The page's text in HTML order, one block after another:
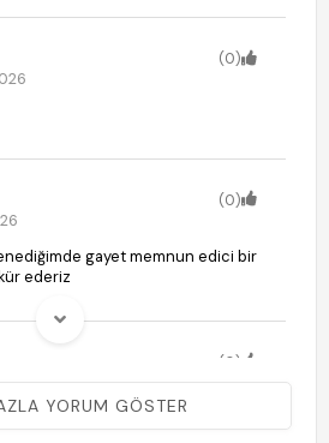
(0)
(0)
gayet memnun edici bir
ederiz
(0)
2026
talimatı yok kurulumuyla ilgili çok
YORUM GÖSTER